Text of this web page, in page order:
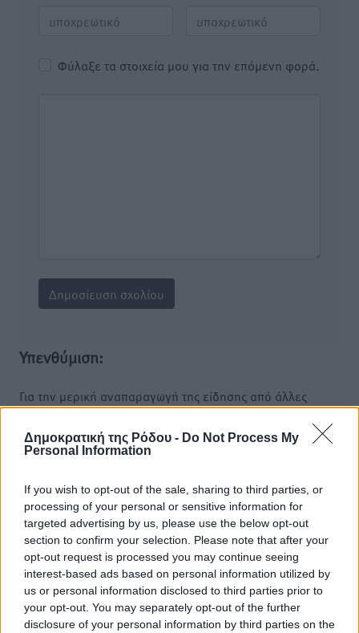
Δημοκρατική της Ρόδου - Do Not Process My
Personal Information
If you wish to opt-out of the sale, sharing to third parties, or
processing of your personal or sensitive information for
targeted advertising by us, please use the below opt-out
section to confirm your selection. Please note that after your
opt-out request is processed you may continue seeing
interest-based ads based on personal information utilized by
us or personal information disclosed to third parties prior to
your opt-out. You may separately opt-out of the further
disclosure of your personal information by third parties on the
Φύλαξε τα στοιχεία μου για την επόμενη φορά.
Υπενθύμιση:
Για την μερική αναπαραγωγή της είδησης από άλλες
παρεχόμενου συνδέσμου παραπομπής προς το άρθρο
της Δημοκρατικής.
o καιρός τώρα:
29°
αίθριος καιρός
57%